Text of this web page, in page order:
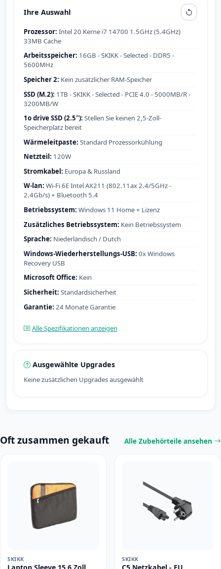
Ihre Auswahl
Prozessor: Intel 20 Kerne i7 14700 1.5GHz (5.4GHz)
33MB Cache
Arbeitsspeicher: 16GB - SKIKK - Selected - DDR5 -
5600MHz
Speicher 2: Kein zusätzlicher RAM-Speicher
SSD (M.2): 1TB - SKIKK - Selected - PCIE 4.0 - 5000MB/R -
3200MB/W
1o drive SSD (2.5"): Stellen Sie keinen 2,5-Zoll-
Speicherplatz bereit
Wärmeleitpaste: Standard Prozessorkühlung
Netzteil: 120W
Stromkabel: Europa & Russland
W-lan: Wi-Fi 6E Intel AX211 (802.11ax 2.4/5GHz -
2.4Gb/s) + Bluetooth 5.4
Betriebssystem: Windows 11 Home + Lizenz
Zusätzliches Betriebssystem: Kein Betriebssystem
Sprache: Niederländisch / Dutch
Windows-Wiederherstellungs-USB: 0x Windows
Recovery USB
Microsoft Office: Kein
Sicherheit: Standardsicherheit
Garantie: 24 Monate Garantie
Alle Spezifikationen anzeigen
Ausgewählte Upgrades
Keine zusätzlichen Upgrades ausgewählt
Oft zusammen gekauft Alle Zubehörteile ansehen
SKIKK SKIKK